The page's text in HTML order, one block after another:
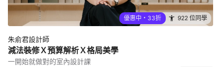
優惠中・33折 922 位同學
朱俞君設計師
減法裝修Ｘ預算解析Ｘ格局美學
一開始就做對的室內設計課